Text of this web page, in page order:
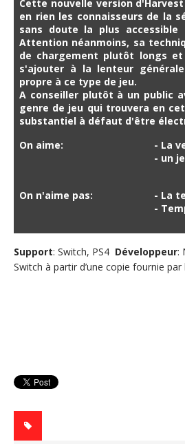
Cette nouvelle version
en rien les connaisseurs de la
sans doute la plus accessible
Attention néanmoins, sa
de chargement plutôt longs
s'ajouter à la lenteur
propre à ce type de jeu.
A conseiller plutôt à un public
genre de jeu qui trouvera en
substantiel à défaut d'être
On aime:
- La
- un
On n'aime pas:
- La
-
Support: Switch, PS4 Développeur:
Switch à partir d’une copie fournie par